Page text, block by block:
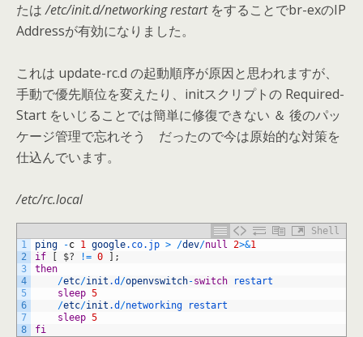
たは/etc/init.d/networking restartをすることでbr-exのIP
Addressが有効になりました。
これは update-rc.d の起動順序が原因と思われますが、
手動で優先順位を変えたり、initスクリプトの Required-
Start をいじることでは簡単に修復できない ＆ 後のパッ
ケージ管理で忘れそう だったので今は原始的な対策を
仕込んでいます。
/etc/rc.local
Shell
1
2
3
4
5
6
7
8
ping -c 1 google.co.jp > /dev/null 2>&1
if
$? != 0
;
then
/etc/init .d /openvswitch-switch
restart
sleep 5
/etc/init .d /networking
restart
sleep 5
fi